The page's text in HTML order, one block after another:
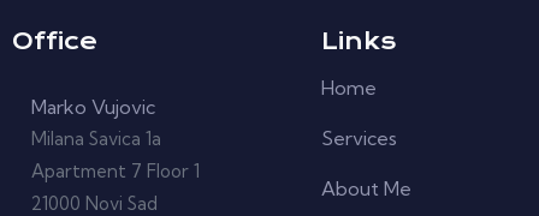
Office
Marko Vujovic
Milana Savica 1a
Apartment 7 Floor 1
21000 Novi Sad
Links
Home
Services
About Me